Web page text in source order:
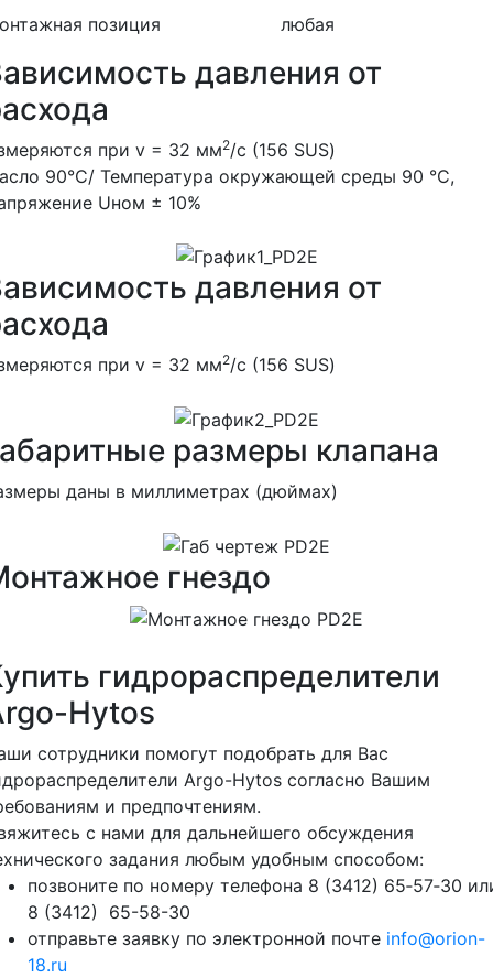
позиция любая
давления от
при v = 32 мм2/с (156 SUS)
90°С/ Температура окружающей среды 90 °С,
Uном ± 10%
давления от
при v = 32 мм2/с (156 SUS)
размеры клапана
даны в миллиметрах (дюймах)
гнездо
гидрораспределители
Hytos
сотрудники помогут подобрать для Вас
Argo-Hytos согласно Вашим
и предпочтениям.
с нами для дальнейшего обсуждения
задания любым удобным способом:
позвоните по номеру телефона 8 (3412) 65‑57‑30
8 (3412) 65-58-30
отправьте заявку по электронной почте info@orion-
18.ru